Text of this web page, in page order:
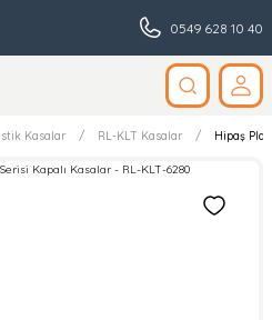
0549 628 10 40
Kasalar RL-KLT Kasalar Hipaş